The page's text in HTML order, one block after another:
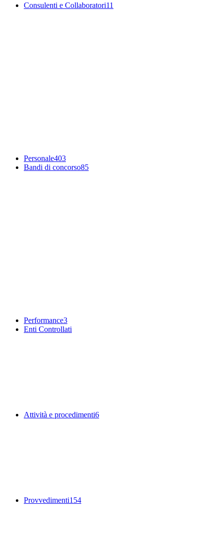
Consulenti e Collaboratori11
Personale403
Bandi di concorso85
Performance3
Enti Controllati
Attività e procedimenti6
Provvedimenti154